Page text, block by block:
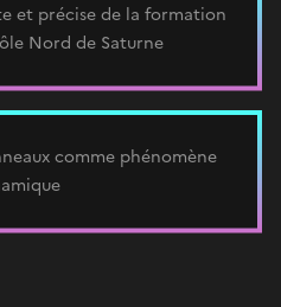
et précise de la formation
Nord de Saturne
comme phénomène